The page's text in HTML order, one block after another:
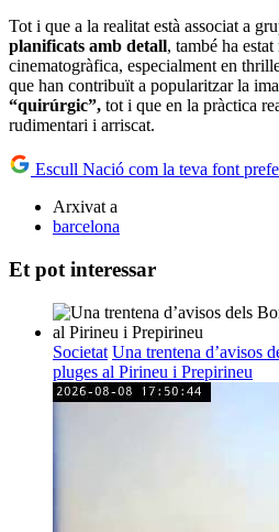
Tot i que a la realitat està associat a
planificats amb detall, també ha
cinematogràfica, especialment en
que han contribuït a popularitzar la
“quirúrgic”, tot i que en la pràctica
rudimentari i arriscat.
Escull Nació com la teva font
Arxivat a
barcelona
Et pot interessar
Societat Una trentena d’avisos
pluges al Pirineu i Prepirineu